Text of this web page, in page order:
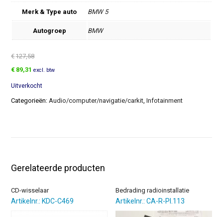
Merk & Type auto BMW 5
Autogroep BMW
€127,58
Oorspronkelijke
was:
€127,58.
€ 89,31 Huidige
is:
€89,31.
excl. btw
Uitverkocht
Categorieën:Audio/computer/navigatie/carkit,Infotainment
Gerelateerde producten
CD-wisselaar
Artikelnr.: KDC-C469
Bedrading radioinstallatie
Artikelnr.: CA-R-PI.113